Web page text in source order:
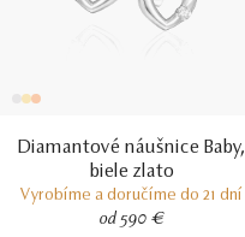
Diamantové náušnice Baby,
biele zlato
Vyrobíme a doručíme do 21 dní
od 590 €